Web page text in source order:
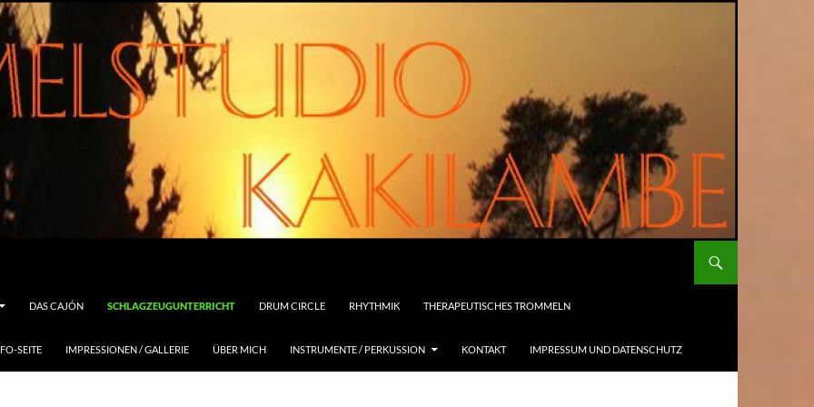
DAS CAJÓN SCHLAGZEUGUNTERRICHT DRUM CIRCLE RHYTHMIK THERAPEUTISCHES TROMMELN
SEITE IMPRESSIONEN / GALLERIE ÜBER MICH INSTRUMENTE / PERKUSSION KONTAKT IMPRESSUM UND DATENSCHUTZ